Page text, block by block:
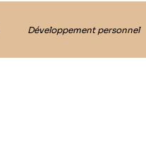
Développement personnel